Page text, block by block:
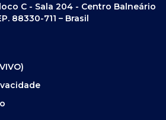
C - Sala 204 - Centro Balneário
88330-711 – Brasil